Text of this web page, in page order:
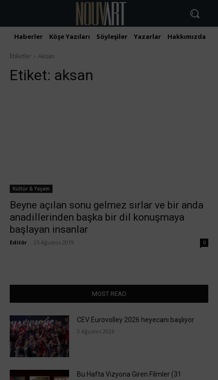
Haberler Köşe Yazıları Söyleşiler Yazarlar Hakkımızda
Etiketler Aksan
Etiket: aksan
Kültür & Yaşam
Beyne açılan sonu gelmez sırlar ve bir anda
anadillerinden başka bir dil konuşmaya
başlayan insanlar
Editör 25 Ağustos 2019 0
MOST READ
CEV Eurovolley 2026 heyecanı başlıyor
3 Ağustos 2026
Bu Hafta Vizyona Giren Filmler (31